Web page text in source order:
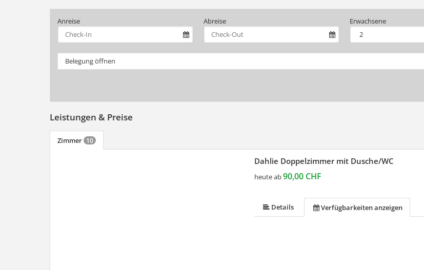
Anreise Abreise Erwachsene
Belegung öffnen
Leistungen & Preise
Zimmer 10
Dahlie Doppelzimmer mit Dusche/WC
heute ab90,00 CHF
Details Verfügbarkeiten anzeigen